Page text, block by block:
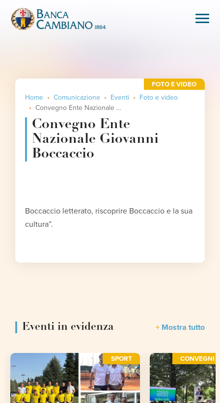
Home Comunicazione Eventi
Foto e video
Convegno Ente Nazionale Giovanni Boccaccio
Convegno Ente
Nazionale Giovanni
Boccaccio
FOTO E VIDEO
Boccaccio letterato, riscoprire Boccaccio e la sua
cultura”.
Eventi in evidenza Mostra tutto
SPORT CONVEGNI